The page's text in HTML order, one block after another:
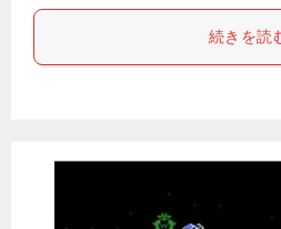
続きを読